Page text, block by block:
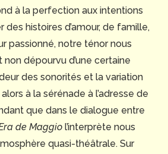
à la perfection aux intentions
des histoires d’amour, de famille,
passionné, notre ténor nous
dépourvu d’une certaine
des sonorités et la variation
à la sérénade à l’adresse de
que dans le dialogue entre
de Maggio l’interprète nous
quasi-théâtrale. Sur